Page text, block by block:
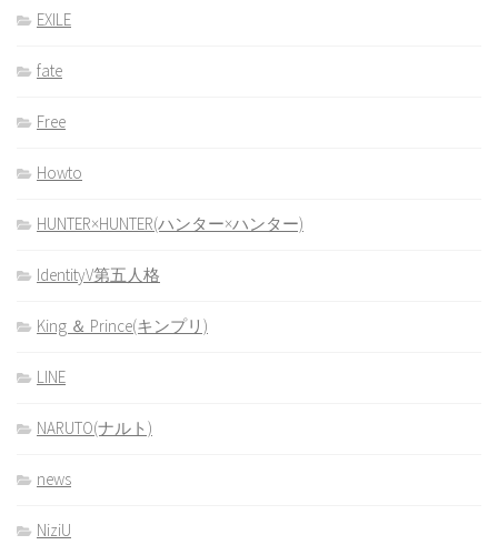
EXILE
fate
Free
Howto
HUNTER×HUNTER(ハンター×ハンター)
IdentityV第五人格
King ＆ Prince(キンプリ)
LINE
NARUTO(ナルト)
news
NiziU